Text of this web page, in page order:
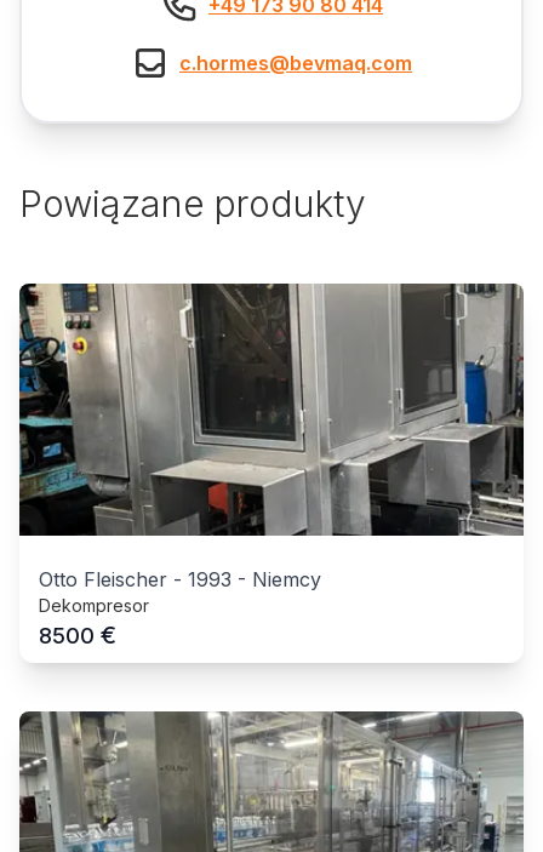
c.hormes@bevmaq.com
Powiązane produkty
Otto Fleischer - 1993 - Niemcy
Dekompresor
8500 €